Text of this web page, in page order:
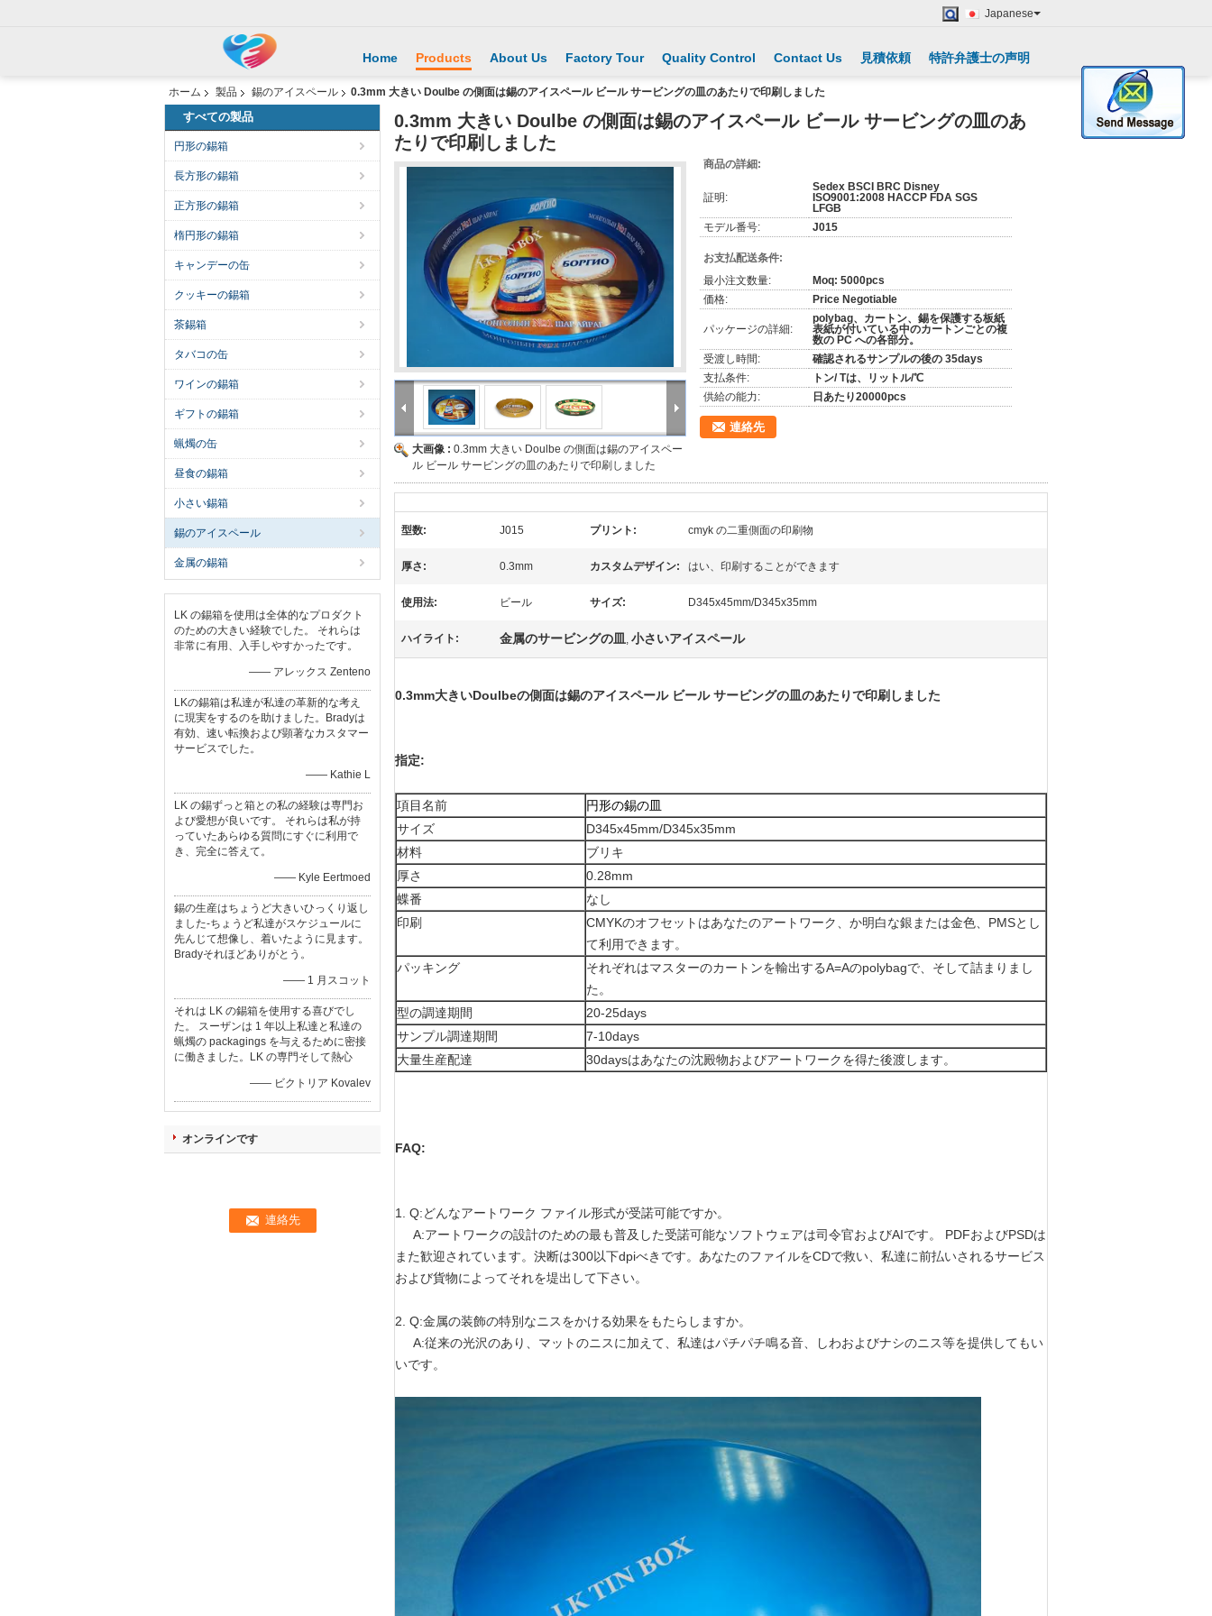
Japanese
Home Products About Us Factory Tour Quality Control Contact Us 見積依頼 特許弁護士の声明
ホーム 製品 錫のアイスペール 0.3mm 大きい Doulbe の側面は錫のアイスペール ビール サービングの皿のあたりで印刷しました
すべての製品
円形の錫箱
長方形の錫箱
正方形の錫箱
楕円形の錫箱
キャンデーの缶
クッキーの錫箱
茶錫箱
タバコの缶
ワインの錫箱
ギフトの錫箱
蝋燭の缶
昼食の錫箱
小さい錫箱
錫のアイスペール
金属の錫箱
LK の錫箱を使用は全体的なプロダクト
のための大きい経験でした。 それらは
非常に有用、入手しやすかったです。
—— アレックス Zenteno
LKの錫箱は私達が私達の革新的な考え
に現実をするのを助けました。Bradyは
有効、速い転換および顕著なカスタマー
サービスでした。
—— Kathie L
LK の錫ずっと箱との私の経験は専門お
よび愛想が良いです。 それらは私が持
っていたあらゆる質問にすぐに利用で
き、完全に答えて。
—— Kyle Eertmoed
錫の生産はちょうど大きいひっくり返し
ました-ちょうど私達がスケジュールに
先んじて想像し、着いたように見ます。
Bradyそれほどありがとう。
—— 1 月スコット
それは LK の錫箱を使用する喜びでし
た。 スーザンは 1 年以上私達と私達の
蝋燭の packagings を与えるために密接
に働きました。LK の専門そして熱心
—— ビクトリア Kovalev
オンラインです
0.3mm 大きい Doulbe の側面は錫のアイスペール ビール サービングの皿のあ
たりで印刷しました
大画像 : 0.3mm 大きい Doulbe の側面は錫のアイスペー
ル ビール サービングの皿のあたりで印刷しました
商品の詳細:
証明:
Sedex BSCI BRC Disney
ISO9001:2008 HACCP FDA SGS
LFGB
モデル番号:
J015
お支払配送条件:
最小注文数量:
Moq: 5000pcs
価格:
Price Negotiable
パッケージの詳細:
polybag、カートン、錫を保護する板紙
表紙が付いている中のカートンごとの複
数の PC への各部分。
受渡し時間:
確認されるサンプルの後の 35days
支払条件:
トン/ Tは、リットル/℃
供給の能力:
日あたり20000pcs
連絡先
型数: J015 プリント: cmyk の二重側面の印刷物
厚さ: 0.3mm カスタムデザイン: はい、印刷することができます
使用法: ビール サイズ: D345x45mm/D345x35mm
ハイライト: 金属のサービングの皿 , 小さいアイスペール
0.3mm大きいDoulbeの側面は錫のアイスペール ビール サービングの皿のあたりで印刷しました
指定:
項目名前
円形の錫の皿
サイズ
D345x45mm/D345x35mm
材料
ブリキ
厚さ
0.28mm
蝶番
なし
印刷
CMYKのオフセットはあなたのアートワーク、か明白な銀または金色、PMSとし
て利用できます。
パッキング
それぞれはマスターのカートンを輸出するA=Aのpolybagで、そして詰まりまし
た。
型の調達期間
20-25days
サンプル調達期間
7-10days
大量生産配達
30daysはあなたの沈殿物およびアートワークを得た後渡します。
FAQ:
1. Q:どんなアートワーク ファイル形式が受諾可能ですか。
A:アートワークの設計のための最も普及した受諾可能なソフトウェアは司令官およびAIです。 PDFおよびPSDは
また歓迎されています。決断は300以下dpiべきです。あなたのファイルをCDで救い、私達に前払いされるサービス
および貨物によってそれを堤出して下さい。
2. Q:金属の装飾の特別なニスをかける効果をもたらしますか。
A:従来の光沢のあり、マットのニスに加えて、私達はパチパチ鳴る音、しわおよびナシのニス等を提供してもい
いです。